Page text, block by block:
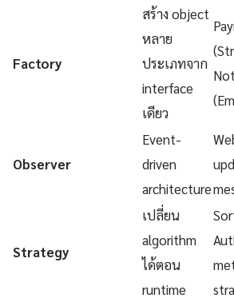
Factory
สร้าง object
หลาย
ประเภทจาก
interface
เดียว
Observer
Event-
driven
architecture
Strategy
เปลี่ยน
algorithm
ได้ตอน
runtime